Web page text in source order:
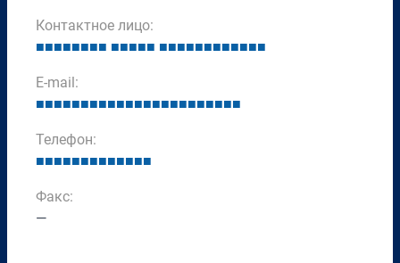
Контактное лицо:
■■■■■■■■ ■■■■■ ■■■■■■■■■■■■
E-mail:
■■■■■■■■■■■■■■■■■■■■■■■
Телефон:
■■■■■■■■■■■■■
Факс:
—